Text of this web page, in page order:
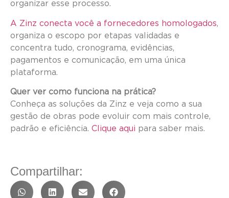
organizar esse processo.
A Zinz conecta você a fornecedores homologados,
organiza o escopo por etapas validadas e
concentra tudo, cronograma, evidências,
pagamentos e comunicação, em uma única
plataforma.
Quer ver como funciona na prática?
Conheça as soluções da Zinz e veja como a sua
gestão de obras pode evoluir com mais controle,
padrão e eficiência. Clique aqui para saber mais.
Compartilhar: